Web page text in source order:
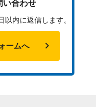
い合わせ
内に返信します。
ームへ chevron_right